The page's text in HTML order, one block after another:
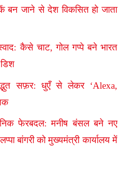
बन जाने से देश विकसित हो जाता
कैसे चाट, गोल गप्पे बने भारत
सफ़र: धुएँ से लेकर ‘Alexa,
फेरबदल: मनीष बंसल बने नए
बांगरी को मुख्यमंत्री कार्यालय में